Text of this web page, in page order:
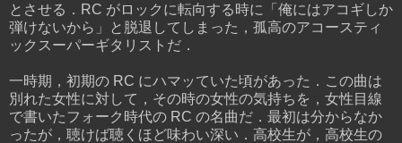
とさせる．RC がロックに転向する時に「俺にはアコギしか
弾けないから」と脱退してしまった，孤高のアコースティ
ックスーパーギタリストだ．
一時期，初期の RC にハマッていた頃があった．この曲は
別れた女性に対して，その時の女性の気持ちを，女性目線
で書いたフォーク時代の RC の名曲だ．最初は分からなか
ったが，聴けば聴くほど味わい深い．高校生が，高校生の